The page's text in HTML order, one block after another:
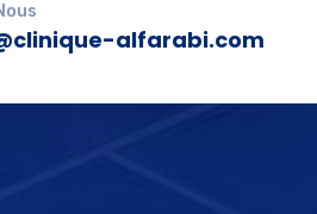
alfarabi.com